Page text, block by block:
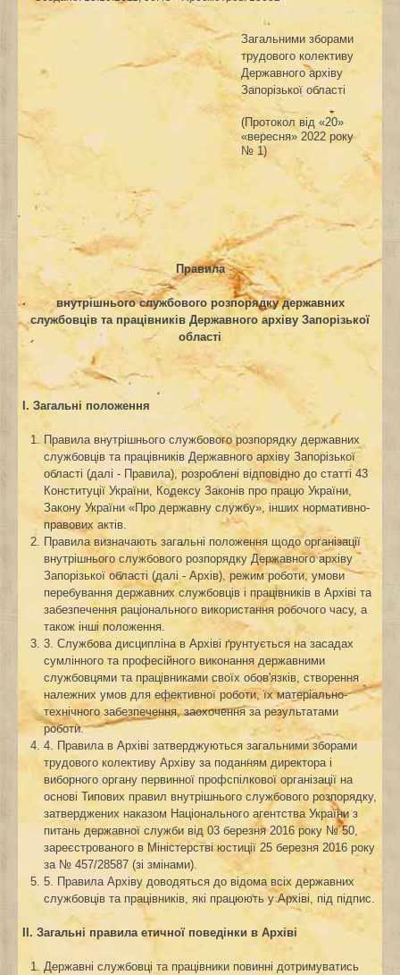
Загальними зборами
трудового колективу
Державного архіву
Запорізької області
(Протокол від «20»
«вересня» 2022 року
№ 1)
Правила
внутрішнього службового розпорядку державних
службовців та працівників Державного архіву Запорізької
області
І. Загальні положення
Правила внутрішнього службового розпорядку державних
службовців та працівників Державного архіву Запорізької
області (далі - Правила), розроблені відповідно до статті 43
Конституції України, Кодексу Законів про працю України,
Закону України «Про державну службу», інших нормативно-
правових актів.
Правила визначають загальні положення щодо організації
внутрішнього службового розпорядку Державного архіву
Запорізької області (далі - Архів), режим роботи, умови
перебування державних службовців і працівників в Архіві та
забезпечення раціонального використання робочого часу, а
також інші положення.
3. Службова дисципліна в Архіві ґрунтується на засадах
сумлінного та професійного виконання державними
службовцями та працівниками своїх обов'язків, створення
належних умов для ефективної роботи, їх матеріально-
технічного забезпечення, заохочення за результатами
роботи.
4. Правила в Архіві затверджуються загальними зборами
трудового колективу Архіву за поданням директора і
виборного органу первинної профспілкової організації на
основі Типових правил внутрішнього службового розпорядку,
затверджених наказом Національного агентства України з
питань державної служби від 03 березня 2016 року № 50,
зареєстрованого в Міністерстві юстиції 25 березня 2016 року
за № 457/28587 (зі змінами).
5. Правила Архіву доводяться до відома всіх державних
службовців та працівників, які працюють у Архіві, під підпис.
ІІ. Загальні правила етичної поведінки в Архіві
Державні службовці та працівники повинні дотримуватись